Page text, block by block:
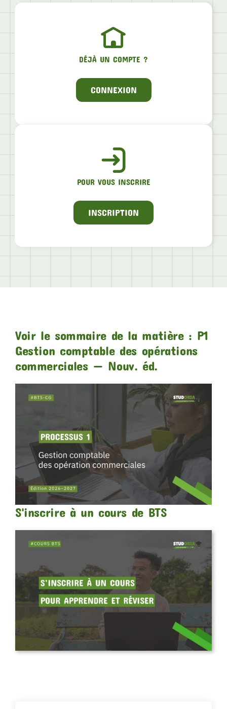
DÉJÀ UN COMPTE ?
CONNEXION
POUR VOUS INSCRIRE
INSCRIPTION
Voir le sommaire de la matière : P1
Gestion comptable des opérations
commerciales — Nouv. éd.
S'inscrire à un cours de BTS